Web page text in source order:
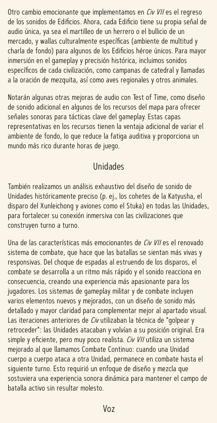
hacer
clic
en
«Ace
ptar
y
repro
ducir
acept
as la
políti
ca de
priva
be y
la
trans
feren
cia
de
datos
a los
servi
dores
de
Googl
e.
Otro cambio emocionante que implementamos en Civ VIIes el regreso
de los sonidos de Edificios. Ahora, cada Edificio tiene su propia señal de
audio única, ya sea el martilleo de un herrero o el bullicio de un
mercado, y wallas culturalmente específicas (ambiente de multitud y
charla de fondo) para algunos de los Edificios héroe únicos. Para mayor
inmersión en el gameplay y precisión histórica, incluimos sonidos
específicos de cada civilización, como campanas de catedral y llamadas
a la oración de mezquita, así como aves regionales y otros animales.
Notarán algunas otras mejoras de audio con Test of Time, como diseño
de sonido adicional en algunos de los recursos del mapa para ofrecer
señales sonoras para tácticas clave del gameplay. Estas capas
representativas en los recursos tienen la ventaja adicional de variar el
ambiente de fondo, lo que reduce la fatiga auditiva y proporciona un
mundo más rico durante horas de juego.
Unidades
También realizamos un análisis exhaustivo del diseño de sonido de
Unidades históricamente preciso (p. ej., los cohetes de la Katyusha, el
disparo del Xunleichong y aviones como el Stuka) en todas las Unidades,
para fortalecer su conexión inmersiva con las civilizaciones que
construyen turno a turno.
Una de las características más emocionantes de Civ VIIes el renovado
sistema de combate, que hace que las batallas se sientan más vivas y
responsivas. Del choque de espadas al estruendo de los disparos, el
combate se desarrolla a un ritmo más rápido y el sonido reacciona en
consecuencia, creando una experiencia más apasionante para los
jugadores. Los sistemas de gameplay militar y de combate incluyen
varios elementos nuevos y mejorados, con un diseño de sonido más
detallado y mayor claridad para complementar mejor al apartado visual.
Las iteraciones anteriores de Civutilizaban la técnica de "golpear y
retroceder": las Unidades atacaban y volvían a su posición original. Era
simple y eficiente, pero muy poco realista. Civ VIIutiliza un sistema
mejorado al que llamamos Combate Continuo: cuando una Unidad
cuerpo a cuerpo ataca a otra Unidad, permanece en combate hasta el
siguiente turno. Esto requirió un enfoque de diseño y mezcla que
sostuviera una experiencia sonora dinámica para mantener el campo de
batalla activo sin resultar molesto.
Voz